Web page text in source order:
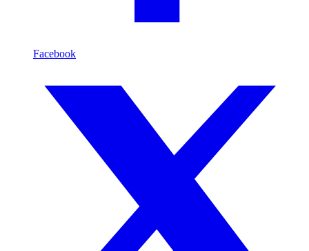
Facebook